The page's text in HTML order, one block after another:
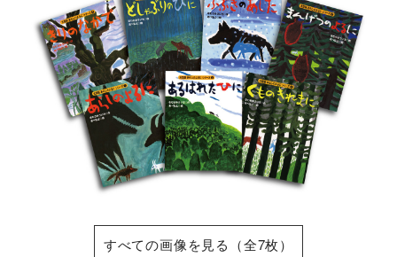
すべての画像を見る（全7枚）